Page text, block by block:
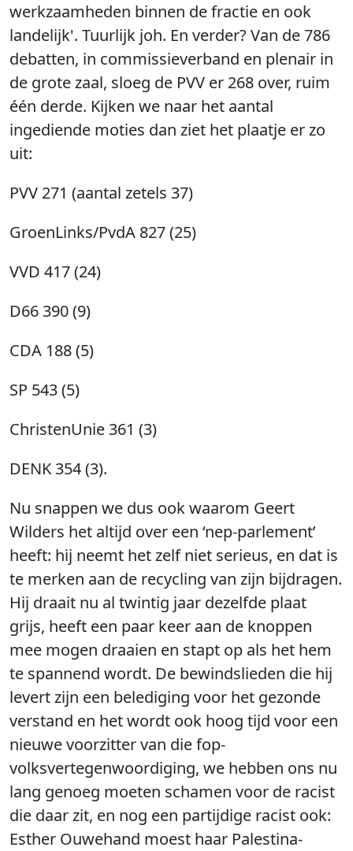
werkzaamheden binnen de fractie en ook
landelijk'. Tuurlijk joh. En verder? Van de 786
debatten, in commissieverband en plenair in
de grote zaal, sloeg de PVV er 268 over, ruim
één derde. Kijken we naar het aantal
ingediende moties dan ziet het plaatje er zo
uit:
PVV 271 (aantal zetels 37)
GroenLinks/PvdA 827 (25)
VVD 417 (24)
D66 390 (9)
CDA 188 (5)
SP 543 (5)
ChristenUnie 361 (3)
DENK 354 (3).
Nu snappen we dus ook waarom Geert
Wilders het altijd over een ‘nep-parlement’
heeft: hij neemt het zelf niet serieus, en dat is
te merken aan de recycling van zijn bijdragen.
Hij draait nu al twintig jaar dezelfde plaat
grijs, heeft een paar keer aan de knoppen
mee mogen draaien en stapt op als het hem
te spannend wordt. De bewindslieden die hij
levert zijn een belediging voor het gezonde
verstand en het wordt ook hoog tijd voor een
nieuwe voorzitter van die fop-
volksvertegenwoordiging, we hebben ons nu
lang genoeg moeten schamen voor de racist
die daar zit, en nog een partijdige racist ook:
Esther Ouwehand moest haar Palestina-